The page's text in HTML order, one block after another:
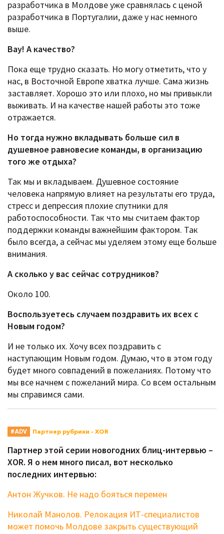
разработчика в Молдове уже сравнялась с ценой
разработчика в Португалии, даже у нас немного
выше.
Вау! А качество?
Пока еще трудно сказать. Но могу отметить, что у
нас, в Восточной Европе хватка лучше. Сама жизнь
заставляет. Хорошо это или плохо, но мы привыкли
выживать. И на качестве нашей работы это тоже
отражается.
Но тогда нужно вкладывать больше сил в
душевное равновесие команды, в организацию
того же отдыха?
Так мы и вкладываем. Душевное состояние
человека напрямую влияет на результаты его труда,
стресс и депрессия плохие спутники для
работоспособности. Так что мы считаем фактор
поддержки команды важнейшим фактором. Так
было всегда, а сейчас мы уделяем этому еще больше
внимания.
А сколько у вас сейчас сотрудников?
Около 100.
Воспользуетесь случаем поздравить их всех с
Новым годом?
И не только их. Хочу всех поздравить с
наступающим Новым годом. Думаю, что в этом году
будет много совпадений в пожеланиях. Потому что
мы все начнем с пожеланий мира. Со всем остальным
мы справимся сами.
#ADV Партнер рубрики - XOR
Партнер этой серии новогодних блиц-интервью –
XOR. Я о нем много писал, вот несколько
последних интервью:
Антон Жучков. Не надо бояться перемен
Николай Манолов. Релокация ИТ-специалистов
может помочь Молдове закрыть существующий